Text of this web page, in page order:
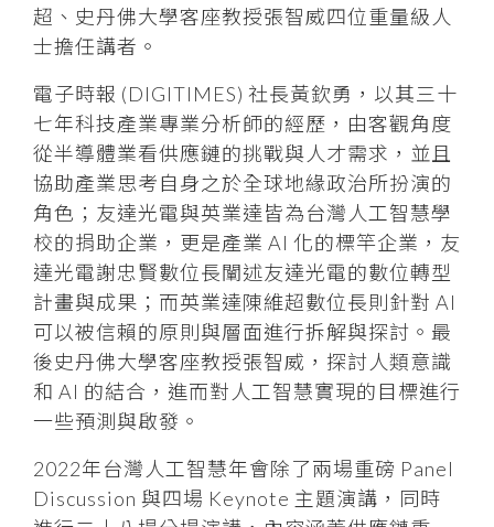
超、史丹佛大學客座教授張智威四位重量級人
士擔任講者。
電子時報 (DIGITIMES) 社長黃欽勇，以其三十
七年科技產業專業分析師的經歷，由客觀角度
從半導體業看供應鏈的挑戰與人才需求，並且
協助產業思考自身之於全球地緣政治所扮演的
角色；友達光電與英業達皆為台灣人工智慧學
校的捐助企業，更是產業 AI 化的標竿企業，友
達光電謝忠賢數位長闡述友達光電的數位轉型
計畫與成果；而英業達陳維超數位長則針對 AI
可以被信賴的原則與層面進行拆解與探討。最
後史丹佛大學客座教授張智威，探討人類意識
和 AI 的結合，進而對人工智慧實現的目標進行
一些預測與啟發。
2022年台灣人工智慧年會除了兩場重磅 Panel
Discussion 與四場 Keynote 主題演講，同時